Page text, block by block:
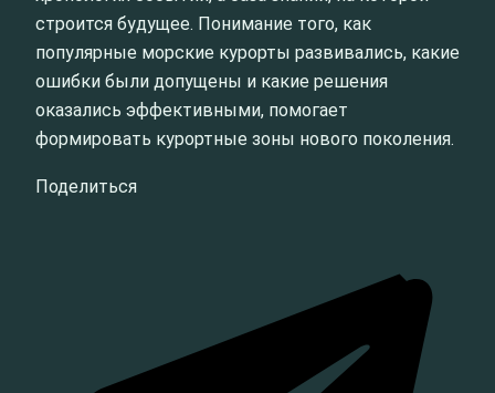
строится будущее. Понимание того, как
популярные морские курорты развивались, какие
ошибки были допущены и какие решения
оказались эффективными, помогает
формировать курортные зоны нового поколения.
Поделиться